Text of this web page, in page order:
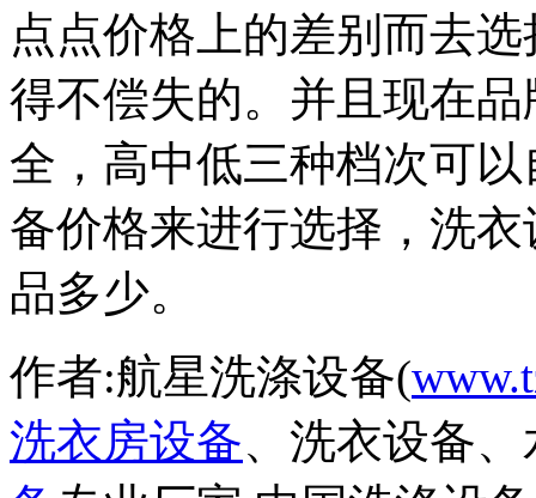
点点价格上的差别而去
得不偿失的。并且现在
全，高中低三种档次可
备价格来进行选择，洗
品多少。
作者:航星洗涤设备(
洗衣房设备、洗衣设备